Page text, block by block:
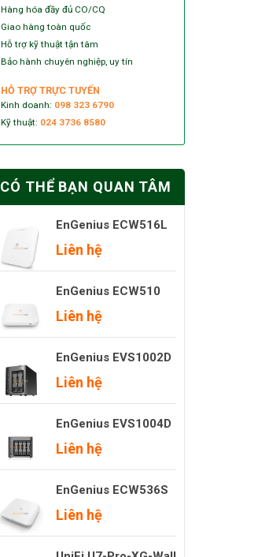
Hàng hóa đầy đủ CO/CQ
Giao hàng toàn quốc
Hỗ trợ kỹ thuật tận tâm
Bảo hành chuyên nghiệp, uy tín
HỖ TRỢ TRỰC TUYẾN
Kinh doanh: 098 323 6790
Kỹ thuật: 024 3736 8580
CÓ THỂ BẠN QUAN TÂM
EnGenius ECW516L
Liên hệ
EnGenius ECW510
Liên hệ
EnGenius EVS1002D
Liên hệ
EnGenius EVS1004D
Liên hệ
EnGenius ECW536S
Liên hệ